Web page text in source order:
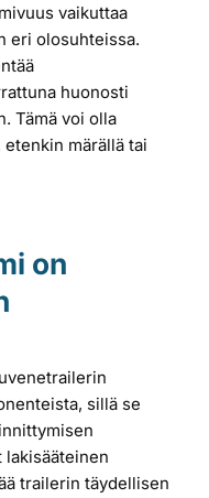
vaikuttaa
eri olosuhteissa.
huonosti
Tämä voi olla
märällä tai
on
sillä se
lakisääteinen
trailerin täydellisen